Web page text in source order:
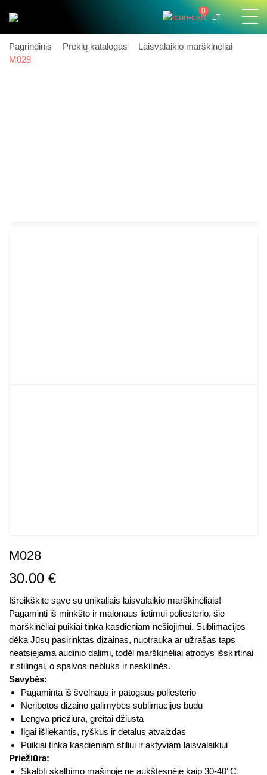
0
LT
Pagrindinis Prekių katalogas
Laisvalaikio marškinėliai
M028
M028
30.00 €
Išreikškite save su unikaliais laisvalaikio marškinėliais!
Pagaminti iš minkšto ir malonaus lietimui poliesterio, šie
marškinėliai puikiai tinka kasdieniam nešiojimui. Sublimacijos
dėka Jūsų pasirinktas dizainas, nuotrauka ar užrašas taps
neatsiejama audinio dalimi, todėl marškinėliai atrodys išskirtinai
ir stilingai, o spalvos nebluks ir neskilinės.
Savybės:
Pagaminta iš švelnaus ir patogaus poliesterio
Neribotos dizaino galimybės sublimacijos būdu
Lengva priežiūra, greitai džiūsta
Ilgai išliekantis, ryškus ir detalus atvaizdas
Puikiai tinka kasdieniam stiliui ir aktyviam laisvalaikiui
Priežiūra:
Skalbti skalbimo mašinoje ne aukštesnėje kaip 30-40°C